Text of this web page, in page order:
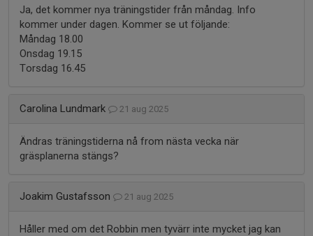
Ja, det kommer nya träningstider från måndag. Info
kommer under dagen. Kommer se ut följande:
Måndag 18.00
Onsdag 19.15
Torsdag 16.45
Carolina Lundmark 21 aug 2025
Ändras träningstiderna nå from nästa vecka när
gräsplanerna stängs?
Joakim Gustafsson 21 aug 2025
Håller med om det Robbin men tyvärr inte mycket jag kan